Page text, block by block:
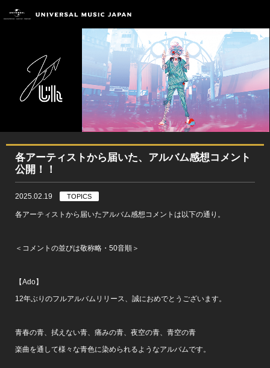
各アーティストから届いた、アルバム感想コメント
公開！！
2025.02.19 TOPICS
各アーティストから届いたアルバム感想コメントは以下の通り。
＜コメントの並びは敬称略・50音順＞
【Ado】
12年ぶりのフルアルバムリリース、誠におめでとうございます。
青春の青、拭えない青、痛みの青、夜空の青、青空の青
楽曲を通して様々な青色に染められるようなアルバムです。